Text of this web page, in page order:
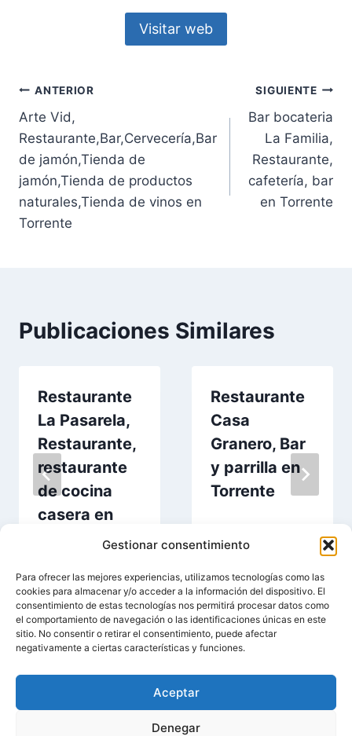
Gestionar consentimiento
Para ofrecer las mejores experiencias, utilizamos tecnologías como las
cookies para almacenar y/o acceder a la información del dispositivo. El
consentimiento de estas tecnologías nos permitirá procesar datos como
el comportamiento de navegación o las identificaciones únicas en este
sitio. No consentir o retirar el consentimiento, puede afectar
negativamente a ciertas características y funciones.
Aceptar
Denegar
Visitar web
Navegación
de
entradas
ANTERIOR
Arte Vid,
Restaurante,Bar,Cervecería,Bar
de jamón,Tienda de
jamón,Tienda de productos
naturales,Tienda de vinos en
Torrente
SIGUIENTE
Bar bocateria
La Familia,
Restaurante,
cafetería, bar
en Torrente
Publicaciones Similares
Restaurante
La Pasarela,
Restaurante,
restaurante
de cocina
casera en
Restaurante
Casa
Granero, Bar
y parrilla en
Torrente
© 2026 Entorrente.Com | Negocios En Torrente |